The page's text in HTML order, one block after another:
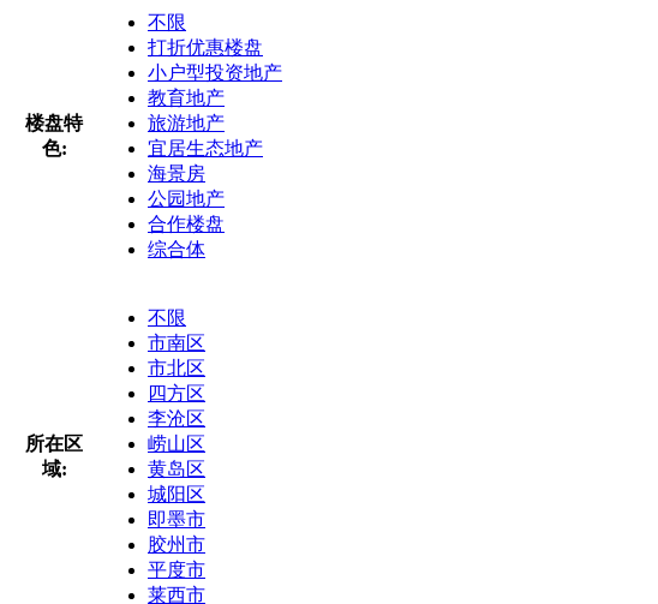
楼盘特
色:
不限
打折优惠楼盘
小户型投资地产
教育地产
旅游地产
宜居生态地产
海景房
公园地产
合作楼盘
综合体
所在区
域:
不限
市南区
市北区
四方区
李沧区
崂山区
黄岛区
城阳区
即墨市
胶州市
平度市
莱西市